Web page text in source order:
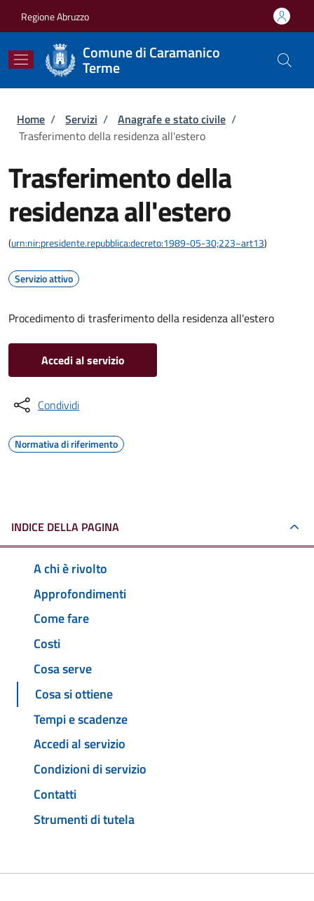
Regione Abruzzo
Comune di Caramanico
Terme
Briciole di pane
Home / Servizi / Anagrafe e stato civile /
Trasferimento della residenza all'estero
Trasferimento della
residenza all'estero
(urn:nir:presidente.repubblica:decreto:1989-05-30;223~art13)
Servizio attivo
Procedimento di trasferimento della residenza all'estero
Accedi al servizio
Condividi
Normativa di riferimento
INDICE DELLA PAGINA
A chi è rivolto
Approfondimenti
Come fare
Costi
Cosa serve
Cosa si ottiene
Tempi e scadenze
Accedi al servizio
Condizioni di servizio
Contatti
Strumenti di tutela